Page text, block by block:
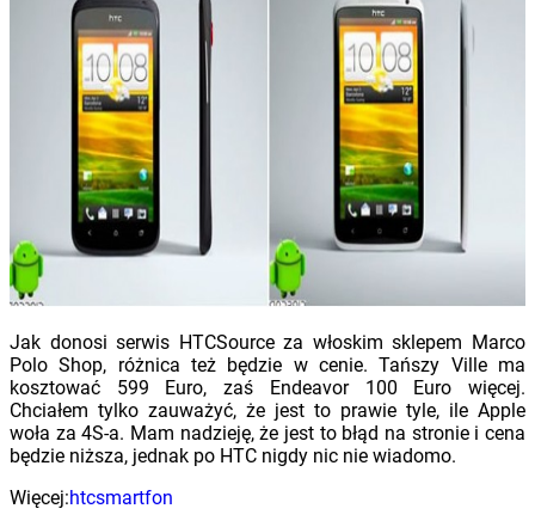
Jak donosi serwis HTCSource za włoskim sklepem Marco
Polo Shop, różnica też będzie w cenie. Tańszy Ville ma
kosztować 599 Euro, zaś Endeavor 100 Euro więcej.
Chciałem tylko zauważyć, że jest to prawie tyle, ile Apple
woła za 4S-a. Mam nadzieję, że jest to błąd na stronie i cena
będzie niższa, jednak po HTC nigdy nic nie wiadomo.
Więcej:htcsmartfon